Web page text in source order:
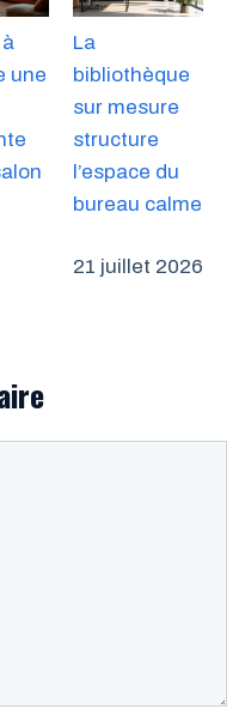
une
La
bibliothèque
sur mesure
structure
l’espace du
bureau calme
21 juillet 2026